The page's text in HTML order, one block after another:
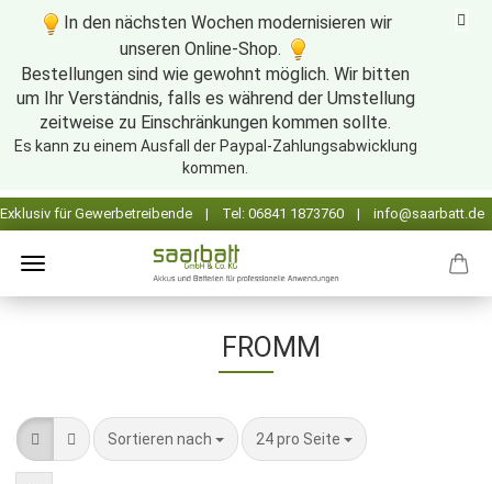
In den nächsten Wochen modernisieren wir
unseren Online-Shop.
Bestellungen sind wie gewohnt möglich. Wir bitten
um Ihr Verständnis, falls es während der Umstellung
zeitweise zu Einschränkungen kommen sollte.
Es kann zu einem Ausfall der Paypal-Zahlungsabwicklung
kommen.
FROMM
Sortieren nach
Sortieren nach 24 pro Seite
pro Seite